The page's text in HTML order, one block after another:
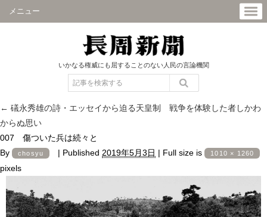
メニュー
いかなる権威にも屈することのない人民の言論機関
← 礒永秀雄の詩・エッセイから迫る天皇制 戦争を体験した者しかわ
からぬ思い
007 傷ついた兵は続々と
By
chosyu | Published 2019年5月3日 | Full size is 1010 × 1260
pixels